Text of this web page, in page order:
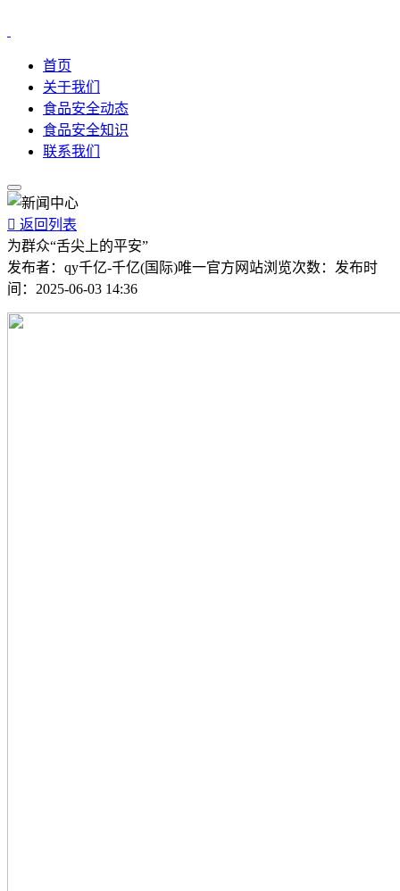
首页
关于我们
食品安全动态
食品安全知识
联系我们
 返回列表
为群众“舌尖上的平安”
发布者： qy千亿-千亿(国际)唯一官方网站浏览次数： 发布时
间： 2025-06-03 14:36